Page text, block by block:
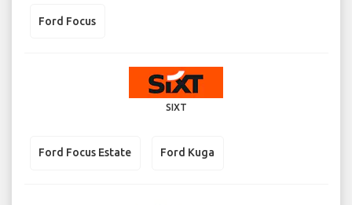
Ford Focus
SIXT
Ford Focus Estate Ford Kuga